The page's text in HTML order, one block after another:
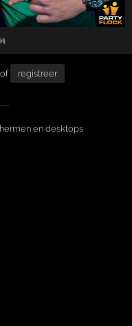
of registreer
en desktops